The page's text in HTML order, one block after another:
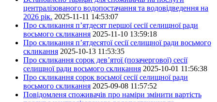
централізованого водопостачання та водовідведення на
2026 рік. 2025-11-11 14:53:07
Про скликання п’ятдесят першої сесії селищної ради
восьмого скликання 2025-11-10 13:59:18
Про скликання п’ятдесятої сесії селищної ради восьмого
скликання 2025-10-13 11:53:35
Про скликання сорок дев’ятої (позачергової) сесії
селищної ради восьмого скликання 2025-10-01 11:56:38
Про скликання сорок восьмої сесії селищної ради
восьмого скликання 2025-09-08 11:57:52
Повідомленя споживачів про наміри змінити вартість